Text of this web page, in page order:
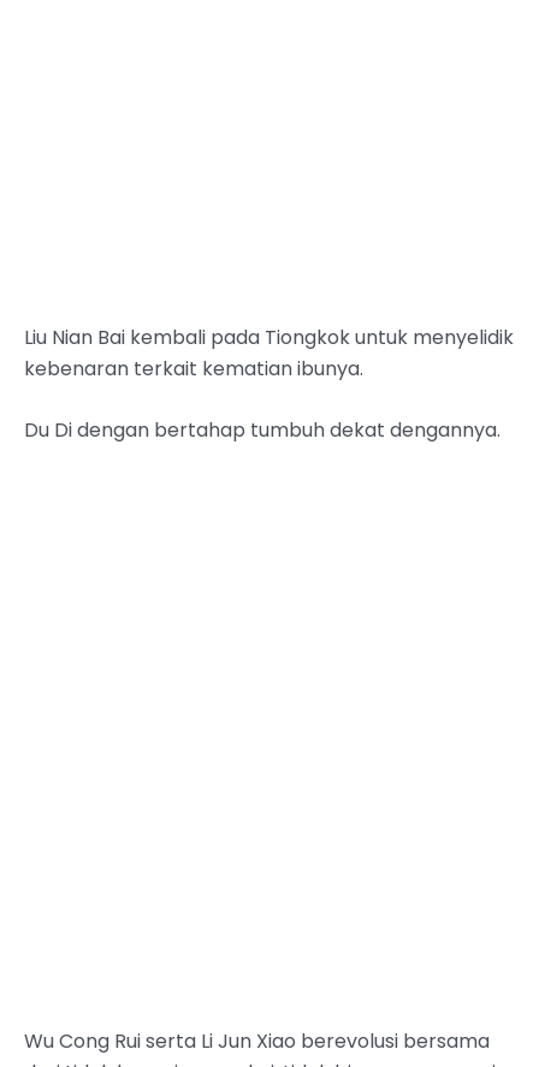
Liu Nian Bai kembali pada Tiongkok untuk menyelidik
kebenaran terkait kematian ibunya.
Du Di dengan bertahap tumbuh dekat dengannya.
Wu Cong Rui serta Li Jun Xiao berevolusi bersama